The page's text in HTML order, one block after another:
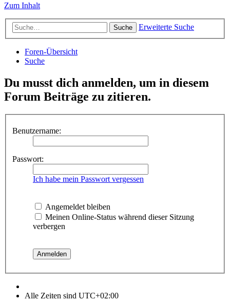
Zum Inhalt
Suche Erweiterte Suche
Foren-Übersicht
Suche
Du musst dich anmelden, um in diesem
Forum Beiträge zu zitieren.
Benutzername:
Passwort:
Ich habe mein Passwort vergessen
Angemeldet bleiben
Meinen Online-Status während dieser Sitzung
verbergen
Alle Zeiten sind UTC+02:00